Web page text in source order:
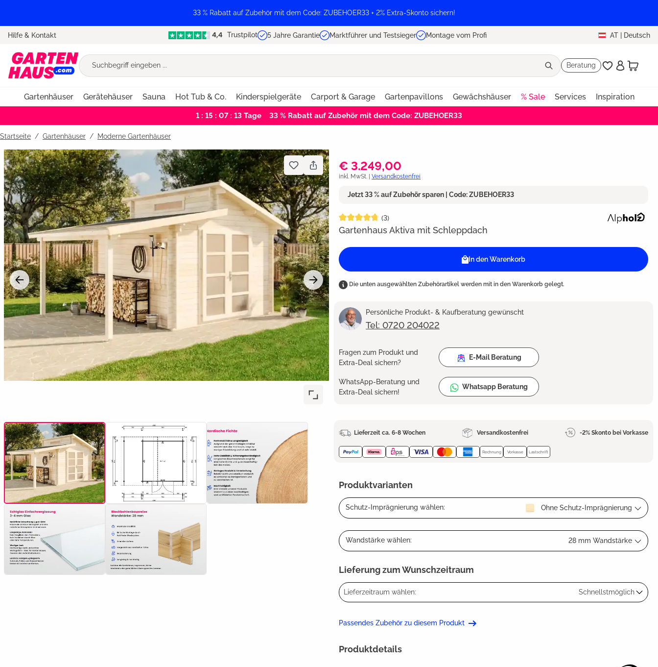
33 % Rabatt auf Zubehör mit dem Code: ZUBEHOER33 + 2% Extra-Skonto sichern!
Hilfe & Kontakt Trustpilot 5 Jahre Garantie Marktführer und Testsieger Montage vom Profi AT | Deutsch
Beratung
Gartenhäuser Gerätehäuser Sauna Hot Tub & Co. Kinderspielgeräte Carport & Garage Gartenpavillons Gewächshäuser % Sale Services Inspiration
1 : 15 : 07 : 12 Tage 33 % Rabatt auf Zubehör mit dem Code: ZUBEHOER33
Startseite Gartenhäuser / Moderne Gartenhäuser
Bildergalerie überspringen
€ 3.249,00
inkl. MwSt. | Versandkostenfrei
Jetzt 33 % auf Zubehör sparen | Code: ZUBEHOER33
Durchschnittliche Bewertung von 4.8 von 5 Sternen
(3)
Gartenhaus Aktiva mit Schleppdach
In den Warenkorb
Die unten ausgewählten Zubehörartikel werden mit in den Warenkorb gelegt.
Persönliche Produkt- & Kaufberatung gewünscht
Tel: 0720 204022
Fragen zum Produkt und
Extra-Deal sichern?
E-Mail Beratung
WhatsApp-Beratung und
Extra-Deal sichern!
Whatsapp Beratung
Lieferzeit ca. 6-8 Wochen Versandkostenfrei -2% Skonto bei Vorkasse
Rechnung Vorkasse Lastschrift
Produktvarianten
Schutz-Imprägnierung wählen: Ohne Schutz-Imprägnierung
Wandstärke wählen: 28 mm Wandstärke
Lieferung zum Wunschzeitraum
Lieferzeitraum wählen: Schnellstmöglich
Passendes Zubehör zu diesem Produkt
Produktdetails